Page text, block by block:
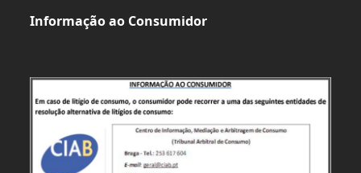
Informação ao Consumidor